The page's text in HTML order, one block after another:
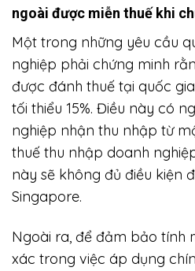
ngoài được miễn thuế khi
Một trong những yêu cầu
nghiệp phải chứng minh
được đánh thuế tại quốc
tối thiểu 15%. Điều này có
nghiệp nhận thu nhập từ
thuế thu nhập doanh
này sẽ không đủ điều kiện
Singapore.
Ngoài ra, để đảm bảo tính
xác trong việc áp dụng